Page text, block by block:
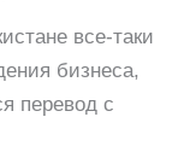
все-таки
бизнеса,
перевод с